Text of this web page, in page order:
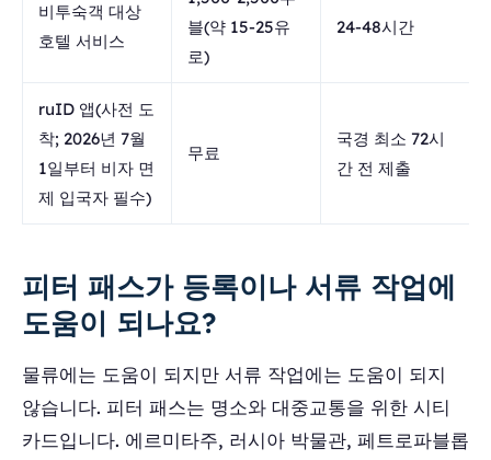
비투숙객 대상
호텔 서비스
블(약 15-25유
로)
24-48시간
ruID 앱(사전 도
착; 2026년 7월
1일부터 비자 면
제 입국자 필수)
무료
국경 최소 72시
간 전 제출
피터 패스가 등록이나 서류 작업에
도움이 되나요?
물류에는 도움이 되지만 서류 작업에는 도움이 되지
않습니다. 피터 패스는 명소와 대중교통을 위한 시티
카드입니다. 에르미타주, 러시아 박물관, 페트로파블롭